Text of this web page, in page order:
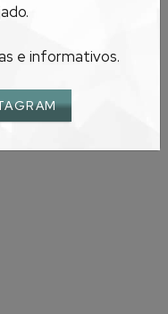
e informativos.